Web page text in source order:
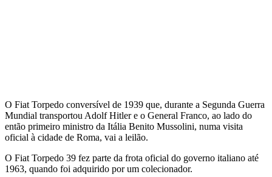
O Fiat Torpedo conversível de 1939 que, durante a Segunda Guerra
Mundial transportou Adolf Hitler e o General Franco, ao lado do
então primeiro ministro da Itália Benito Mussolini, numa visita
oficial à cidade de Roma, vai a leilão.
O Fiat Torpedo 39 fez parte da frota oficial do governo italiano até
1963, quando foi adquirido por um colecionador.